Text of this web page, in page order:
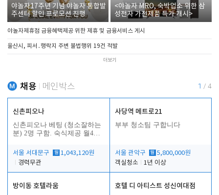
야놀자17주년 기념 야놀자 통합발
주센터 할인 프로모션 진행
<야놀자 MRO, 숙박업소 위한 삼
성전자 가전제품 특가 개시>
야놀자제휴점 금융혜택제공 위한 제휴 및 금융서비스 게시
울산시, 피서․행락지 주변 불법행위 19건 적발
더보기
채용 메인박스 1 / 4
신촌피오나
신촌피오나 베팅 (청소잘하는
분) 2명 구함. 숙식제공 월4회
서울 서대문구
월 1,043,120원
경력무관
사당역 메트로21
부부 청소팀 구합니다
서울 관악구 월 5,800,000원
객실청소
1년 이상
방이동 호텔라움 호텔 디 아티스트 성신여대점